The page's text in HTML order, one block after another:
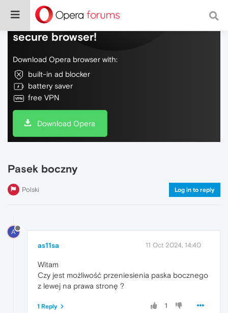
Do more on the web, with a fast and
secure browser!
Download Opera browser with:
built-in ad blocker
battery saver
free VPN
Download Opera
Pasek boczny
Polski Log in to reply
A
as11sa 11 Oct 2024, 14:40
Witam
Czy jest możliwość przeniesienia paska bocznego
z lewej na prawa stronę ?
1
1 Reply